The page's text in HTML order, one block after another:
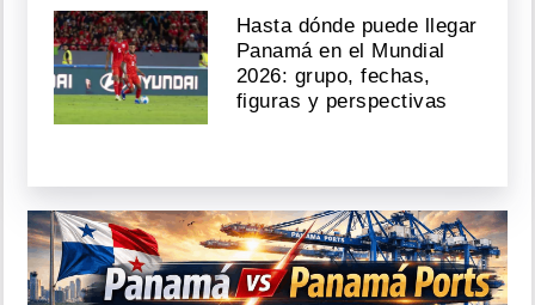
Hasta dónde puede llegar
Panamá en el Mundial
2026: grupo, fechas,
figuras y perspectivas